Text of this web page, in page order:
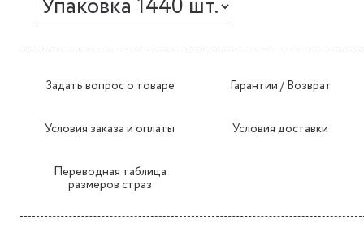
Задать вопрос о товаре Гарантии / Возврат
Условия заказа и оплаты Условия доставки
Переводная таблица
размеров страз